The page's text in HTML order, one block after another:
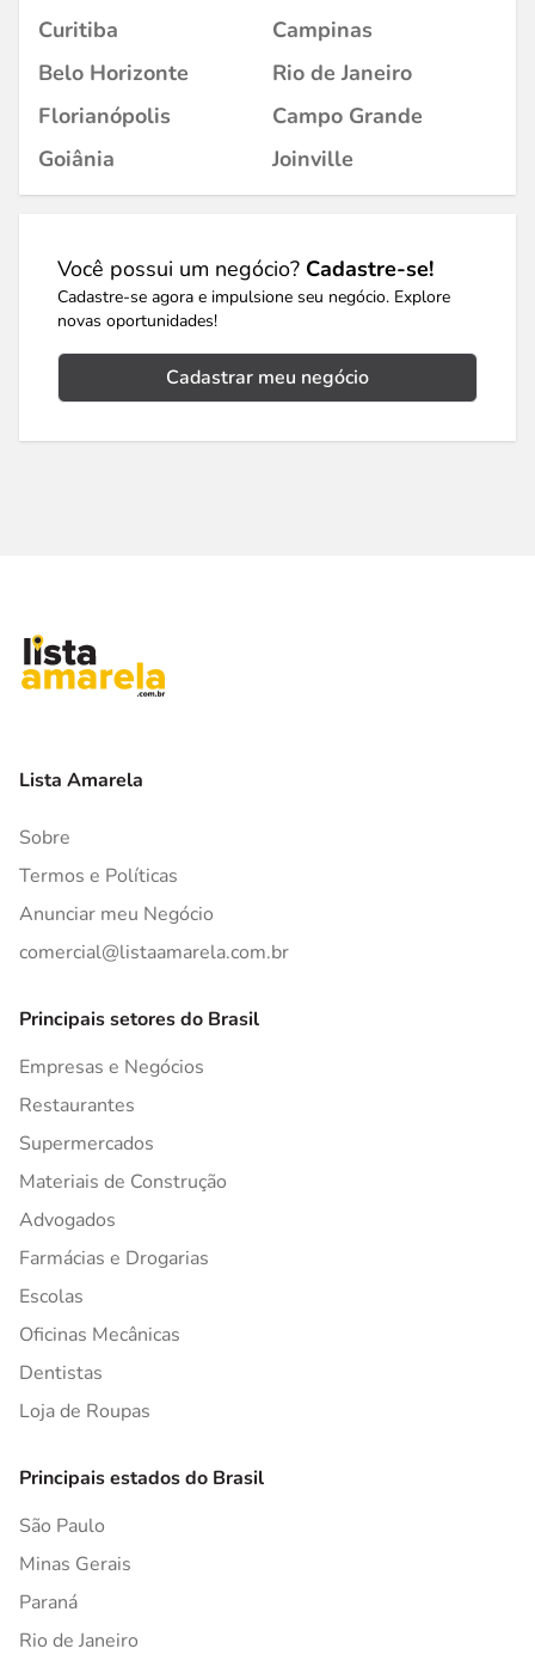
Curitiba
Campinas
Belo Horizonte
Rio de Janeiro
Florianópolis
Campo Grande
Goiânia
Joinville
Você possui um negócio? Cadastre-se!
Cadastre-se agora e impulsione seu negócio. Explore
novas oportunidades!
Cadastrar meu negócio
Lista Amarela
Sobre
Termos e Políticas
Anunciar meu Negócio
comercial@listaamarela.com.br
Principais setores do Brasil
Empresas e Negócios
Restaurantes
Supermercados
Materiais de Construção
Advogados
Farmácias e Drogarias
Escolas
Oficinas Mecânicas
Dentistas
Loja de Roupas
Principais estados do Brasil
São Paulo
Minas Gerais
Paraná
Rio de Janeiro